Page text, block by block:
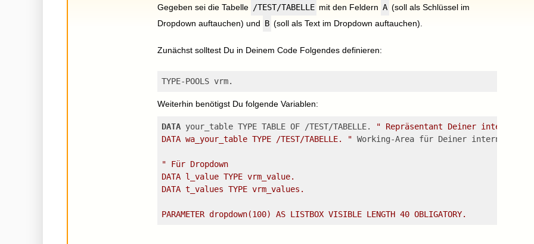
Gegeben sei die Tabelle /TEST/TABELLE mit den Feldern A (soll als Schlüssel im
Dropdown auftauchen) und B (soll als Text im Dropdown auftauchen).
Zunächst solltest Du in Deinem Code Folgendes definieren:
TYPE-POOLS vrm.
Weiterhin benötigst Du folgende Variablen:
DATA your_table TYPE TABLE OF /TEST/TABELLE.
" Repräsentant Deiner internen
DATA wa_your_table TYPE /TEST/TABELLE. " Working-Area für Deiner internen
" Für Dropdown
DATA l_value TYPE vrm_value.
DATA t_values TYPE vrm_values.
PARAMETER dropdown(100) AS LISTBOX VISIBLE LENGTH 40 OBLIGATORY.